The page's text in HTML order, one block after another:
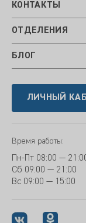
КОНТАКТЫ
ОТДЕЛЕНИЯ
БЛОГ
ЛИЧНЫЙ
Время работы:
Пн-Пт 08:00 —
Сб 09:00 — 21:00
Вс 09:00 — 15:00